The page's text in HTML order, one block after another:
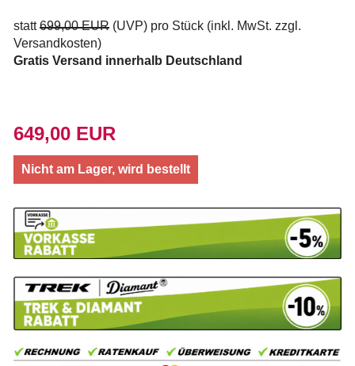
statt699,00 EUR (UVP) pro Stück (inkl. MwSt. zzgl.
Versandkosten)
Gratis Versand innerhalb Deutschland
649,00 EUR
Nicht am Lager, wird bestellt